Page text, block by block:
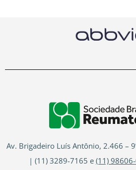
Av. Brigadeiro Luís Antônio, 2.466 –
| (11) 3289-7165 e (11)